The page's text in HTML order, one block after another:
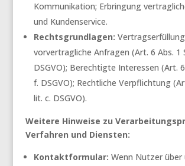
Kommunikation; Erbringung
und Kundenservice.
Rechtsgrundlagen:
vorvertragliche Anfragen (Art. 6 Abs. 1
DSGVO); Berechtigte Interessen (Art.
f. DSGVO); Rechtliche Verpflichtung
lit. c. DSGVO).
Weitere Hinweise zu
Verfahren und Diensten:
Kontaktformular: Wenn Nutzer über